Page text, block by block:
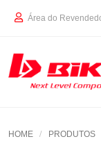
Área do
HOME PRODUTOS